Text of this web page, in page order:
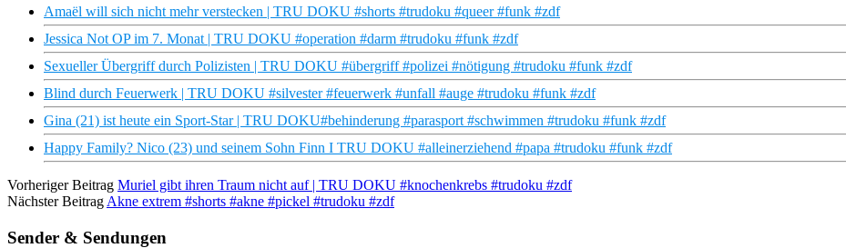
Amaël will sich nicht mehr verstecken | TRU DOKU #shorts #trudoku #queer #funk #zdf
Jessica Not OP im 7. Monat | TRU DOKU #operation #darm #trudoku #funk #zdf
Sexueller Übergriff durch Polizisten | TRU DOKU #übergriff #polizei #nötigung #trudoku #funk #zdf
Blind durch Feuerwerk | TRU DOKU #silvester #feuerwerk #unfall #auge #trudoku #funk #zdf
Gina (21) ist heute ein Sport-Star | TRU DOKU#behinderung #parasport #schwimmen #trudoku #funk #zdf
Happy Family? Nico (23) und seinem Sohn Finn I TRU DOKU #alleinerziehend #papa #trudoku #funk #zdf
Vorheriger Beitrag Muriel gibt ihren Traum nicht auf | TRU DOKU #knochenkrebs #trudoku #zdf
Nächster Beitrag Akne extrem #shorts #akne #pickel #trudoku #zdf
Sender & Sendungen